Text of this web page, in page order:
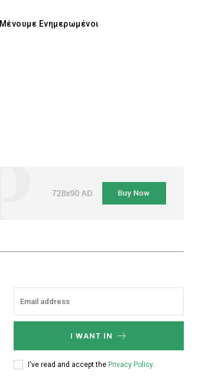
Μένουμε Ενημερωμένοι
I WANT IN
I've read and accept the Privacy Policy.